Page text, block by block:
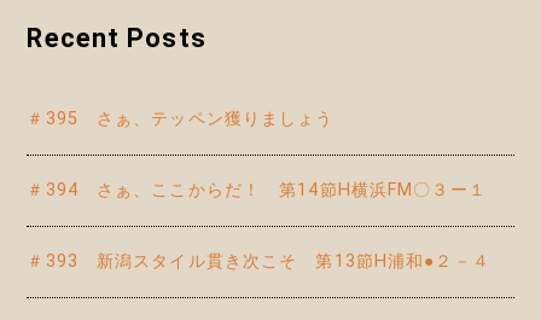
Recent Posts
＃395 さぁ、テッペン獲りましょう
＃394 さぁ、ここからだ！ 第14節H横浜FM〇３ー１
＃393 新潟スタイル貫き次こそ 第13節H浦和●２－４